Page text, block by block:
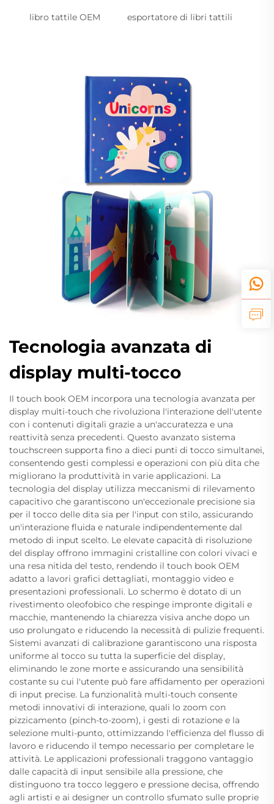
libro tattile OEM esportatore di libri tattili
Tecnologia avanzata di
display multi-tocco
Il touch book OEM incorpora una tecnologia avanzata per
display multi-touch che rivoluziona l'interazione dell'utente
con i contenuti digitali grazie a un'accuratezza e una
reattività senza precedenti. Questo avanzato sistema
touchscreen supporta fino a dieci punti di tocco simultanei,
consentendo gesti complessi e operazioni con più dita che
migliorano la produttività in varie applicazioni. La
tecnologia del display utilizza meccanismi di rilevamento
capacitivo che garantiscono un'eccezionale precisione sia
per il tocco delle dita sia per l'input con stilo, assicurando
un'interazione fluida e naturale indipendentemente dal
metodo di input scelto. Le elevate capacità di risoluzione
del display offrono immagini cristalline con colori vivaci e
una resa nitida del testo, rendendo il touch book OEM
adatto a lavori grafici dettagliati, montaggio video e
presentazioni professionali. Lo schermo è dotato di un
rivestimento oleofobico che respinge impronte digitali e
macchie, mantenendo la chiarezza visiva anche dopo un
uso prolungato e riducendo la necessità di pulizie frequenti.
Sistemi avanzati di calibrazione garantiscono una risposta
uniforme al tocco su tutta la superficie del display,
eliminando le zone morte e assicurando una sensibilità
costante su cui l'utente può fare affidamento per operazioni
di input precise. La funzionalità multi-touch consente
metodi innovativi di interazione, quali lo zoom con
pizzicamento (pinch-to-zoom), i gesti di rotazione e la
selezione multi-punto, ottimizzando l'efficienza del flusso di
lavoro e riducendo il tempo necessario per completare le
attività. Le applicazioni professionali traggono vantaggio
dalle capacità di input sensibile alla pressione, che
distinguono tra tocco leggero e pressione decisa, offrendo
agli artisti e ai designer un controllo sfumato sulle proprie